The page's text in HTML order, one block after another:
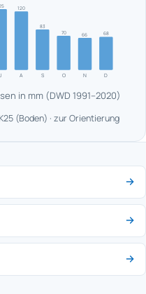
J A
120
S
83
O
70
N
66
D
68
in mm (DWD 1991–2020)
(Boden) · zur Orientierung